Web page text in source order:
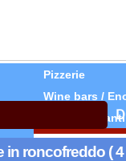
Pizzerie
Wine bars /
Tutti Ristoranti
in roncofreddo ( 4